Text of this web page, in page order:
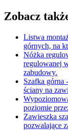
Zobacz
Listwa
górnych, na
Nóżka
regulowanej
zabudowy.
Szafka górna
ściany na
poziomie
Zawieszka
pozwalające